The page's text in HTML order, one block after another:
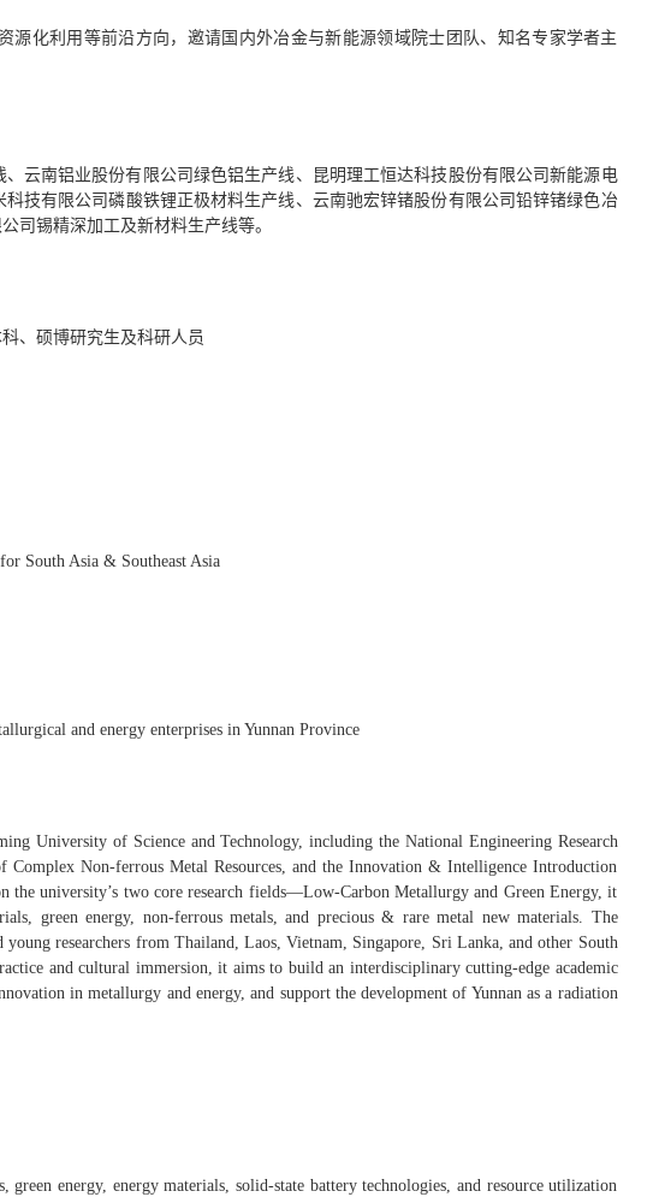
化利用等前沿方向，邀请国内外冶金与新能源领域院士团队、知名专家学者主
云南铝业股份有限公司绿色铝生产线、昆明理工恒达科技股份有限公司新能源电
技有限公司磷酸铁锂正极材料生产线、云南驰宏锌锗股份有限公司铅锌锗绿色冶
司锡精深加工及新材料生产线等。
、硕博研究生及科研人员
South Asia & Southeast Asia
and energy enterprises in Yunnan Province
University of Science and Technology, including the National Engineering Research
Non-ferrous Metal Resources, and the Innovation & Intelligence Introduction
the university’s two core research fields—Low-Carbon Metallurgy and Green Energy, it
green energy, non-ferrous metals, and precious & rare metal new materials. The
young researchers from Thailand, Laos, Vietnam, Singapore, Sri Lanka, and other South
and cultural immersion, it aims to build an interdisciplinary cutting-edge academic
in metallurgy and energy, and support the development of Yunnan as a radiation
energy, energy materials, solid-state battery technologies, and resource utilization